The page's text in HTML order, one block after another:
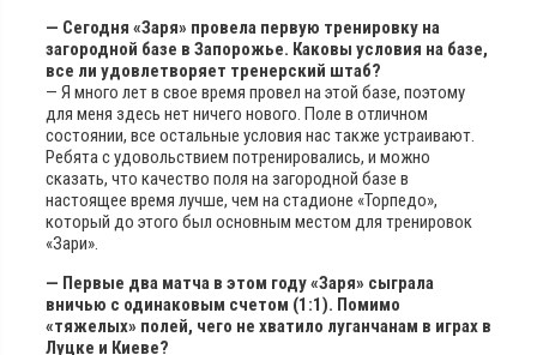
— Сегодня «Заря» провела первую тренировку на
загородной базе в Запорожье. Каковы условия на базе,
все ли удовлетворяет тренерский штаб?
— Я много лет в свое время провел на этой базе, поэтому
для меня здесь нет ничего нового. Поле в отличном
состоянии, все остальные условия нас также устраивают.
Ребята с удовольствием потренировались, и можно
сказать, что качество поля на загородной базе в
настоящее время лучше, чем на стадионе «Торпедо»,
который до этого был основным местом для тренировок
«Зари».
— Первые два матча в этом году «Заря» сыграла
вничью с одинаковым счетом (1:1). Помимо
«тяжелых» полей, чего не хватило луганчанам в играх в
Луцке и Киеве?